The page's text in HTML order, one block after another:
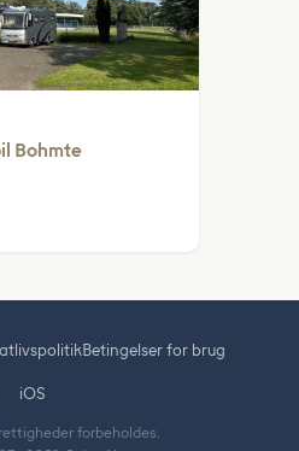
Bohmte
Betingelser for brug
iOS
forbeholdes.